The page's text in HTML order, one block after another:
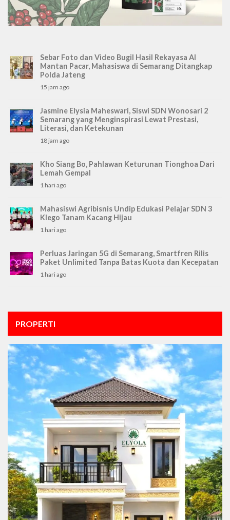
Sebar Foto dan Video Bugil Hasil Rekayasa AI
Mantan Pacar, Mahasiswa di Semarang Ditangkap
Polda Jateng
15 jam ago
Jasmine Elysia Maheswari, Siswi SDN Wonosari 2
Semarang yang Menginspirasi Lewat Prestasi,
Literasi, dan Ketekunan
18 jam ago
Kho Siang Bo, Pahlawan Keturunan Tionghoa Dari
Lemah Gempal
1 hari ago
Mahasiswi Agribisnis Undip Edukasi Pelajar SDN 3
Klego Tanam Kacang Hijau
1 hari ago
Perluas Jaringan 5G di Semarang, Smartfren Rilis
Paket Unlimited Tanpa Batas Kuota dan Kecepatan
1 hari ago
PROPERTI